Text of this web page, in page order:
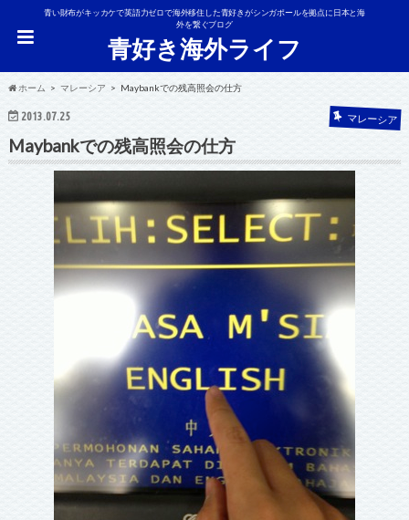
青い財布がキッカケで英語力ゼロで海外移住した青好きがシンガポールを拠点に日本と海
外を繋ぐブログ
青好き海外ライフ
ホーム マレーシア Maybankでの残高照会の仕方
2013.07.25 マレーシア
Maybankでの残高照会の仕方